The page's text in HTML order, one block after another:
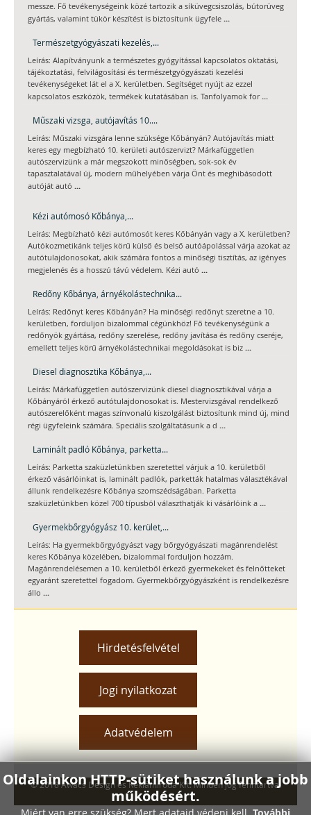
messze. Fő tevékenységeink közé tartozik a síküvegcsiszolás, bútorüveg
gyártás, valamint tükör készítést is biztosítunk ügyfele ...
Természetgyógyászati kezelés,...
Leírás: Alapítványunk a természetes gyógyítással kapcsolatos oktatási,
tájékoztatási, felvilágosítási és természetgyógyászati kezelési
tevékenységeket lát el a X. kerületben. Segítséget nyújt az ezzel
kapcsolatos eszközök, termékek kutatásában is. Tanfolyamok for ...
Műszaki vizsga, autójavítás 10....
Leírás: Műszaki vizsgára lenne szüksége Kőbányán? Autójavítás miatt
keres egy megbízható 10. kerületi autószervizt? Márkafüggetlen
autószervizünk a már megszokott minőségben, sok-sok év
tapasztalatával új, modern műhelyében várja Önt és meghibásodott
autóját autó ...
Kézi autómosó Kőbánya,...
Leírás: Megbízható kézi autómosót keres Kőbányán vagy a X. kerületben?
Autókozmetikánk teljes körű külső és belső autóápolással várja azokat az
autótulajdonosokat, akik számára fontos a minőségi tisztítás, az igényes
megjelenés és a hosszú távú védelem. Kézi autó ...
Redőny Kőbánya, árnyékolástechnika...
Leírás: Redőnyt keres Kőbányán? Ha minőségi redőnyt szeretne a 10.
kerületben, forduljon bizalommal cégünkhöz! Fő tevékenységünk a
redőnyök gyártása, redőny szerelése, redőny javítása és redőny cseréje,
emellett teljes körű árnyékolástechnikai megoldásokat is biz ...
Diesel diagnosztika Kőbánya,...
Leírás: Márkafüggetlen autószervizünk diesel diagnosztikával várja a
Kőbányáról érkező autótulajdonosokat is. Mestervizsgával rendelkező
autószerelőként magas színvonalú kiszolgálást biztosítunk mind új, mind
régi ügyfeleink számára. Speciális szolgáltatásunk a d ...
Laminált padló Kőbánya, parketta...
Leírás: Parketta szaküzletünkben szeretettel várjuk a 10. kerületből
érkező vásárlóinkat is, laminált padlók, parketták hatalmas választékával
állunk rendelkezésre Kőbánya szomszédságában. Parketta
szaküzletünkben közel 700 típusból választhatják ki vásárlóink a ...
Gyermekbőrgyógyász 10. kerület,...
Leírás: Ha gyermekbőrgyógyászt vagy bőrgyógyászati magánrendelést
keres Kőbánya közelében, bizalommal forduljon hozzám.
Magánrendelésemen a 10. kerületből érkező gyermekeket és felnőtteket
egyaránt szeretettel fogadom. Gyermekbőrgyógyászként is rendelkezésre
állo ...
Hirdetésfelvétel
Jogi nyilatkozat
Adatvédelem
Oldalainkon HTTP-sütiket használunk a jobb
működésért.
© 2018 Awacs Design és Reklámiroda Kft. Minden jog fenntartva.
Xnxx